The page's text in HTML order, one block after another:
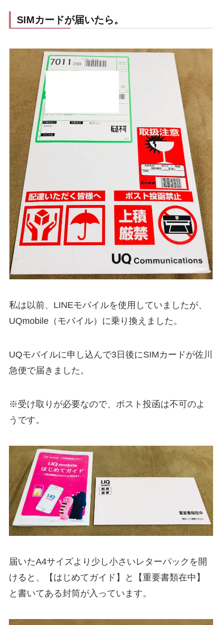
SIMカードが届いたら。
私は以前、LINEモバイルを使用していましたが、
UQmobile（モバイル）に乗り換えました。
UQモバイルに申し込んで3日後にSIMカードが佐川
急便で届きました。
※受け取りが必要なので、ポスト投函は不可のよ
うです。
届いたA4サイズより少し小さいレターパックを開
けると、【はじめてガイド】と【重要書類在中】
と書いてある封筒が入っています。